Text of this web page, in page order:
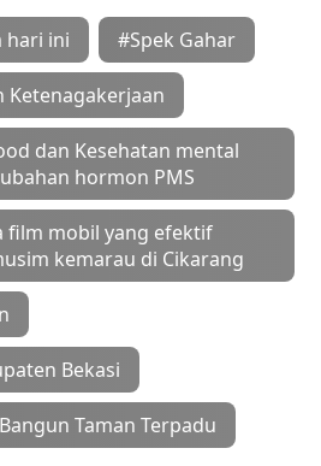
hari ini #Spek Gahar
Ketenagakerjaan
dan Kesehatan mental
hormon PMS
film mobil yang efektif
kemarau di Cikarang
Bekasi
Bangun Taman Terpadu